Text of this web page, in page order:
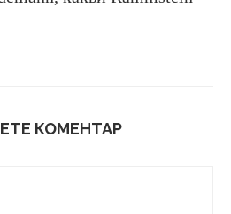
КОМЕНТАР